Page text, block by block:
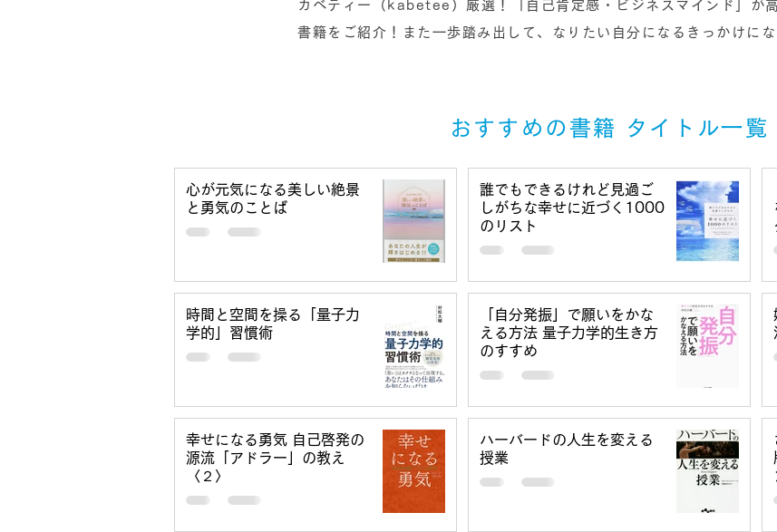
カベティー（kabetee）厳選！「自己肯定感・ビジネスマインド」が
書籍をご紹介！また一歩踏み出して、なりたい自分になるきっかけにな
おすすめの書籍 タイトル一覧
心が元気になる美しい絶景
と勇気のことば
誰でもできるけれど見過ご
しがちな幸せに近づく1000
のリスト
時間と空間を操る「量子力
学的」習慣術
「自分発振」で願いをかな
える方法 量子力学的生き方
のすすめ
幸せになる勇気 自己啓発の
源流「アドラー」の教え
〈２〉
ハーバードの人生を変える
授業